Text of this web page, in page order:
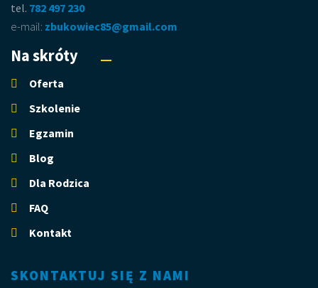
tel. 782 497 230
e-mail: zbukowiec85@gmail.com
Na skróty
Oferta
Szkolenie
Egzamin
Blog
Dla Rodzica
FAQ
Kontakt
SKONTAKTUJ SIĘ Z NAMI